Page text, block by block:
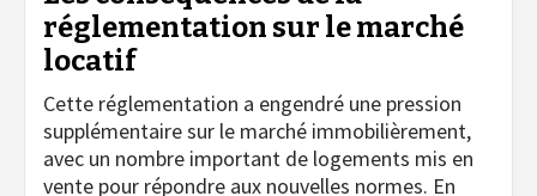
réglementation sur le marché
locatif
Cette réglementation a engendré une pression
supplémentaire sur le marché immobilièrement,
avec un nombre important de logements mis en
vente pour répondre aux nouvelles normes. En